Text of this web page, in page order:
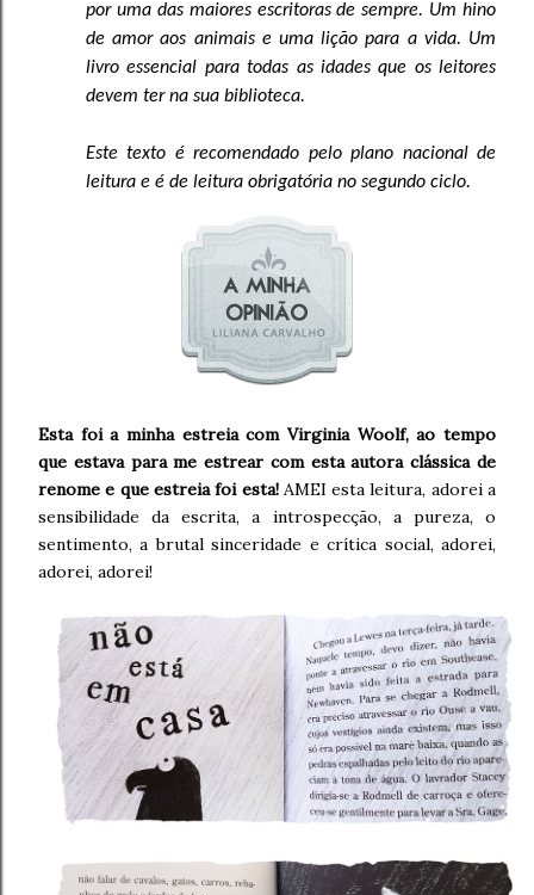
por uma das maiores escritoras de sempre. Um hino
de amor aos animais e uma lição para a vida. Um
livro essencial para todas as idades que os leitores
devem ter na sua biblioteca.
Este texto é recomendado pelo plano nacional de
leitura e é de leitura obrigatória no segundo ciclo.
Esta foi a minha estreia com Virginia Woolf, ao tempo
que estava para me estrear com esta autora clássica de
renome e que estreia foi esta! AMEI esta leitura, adorei a
sensibilidade da escrita, a introspecção, a pureza, o
sentimento, a brutal sinceridade e crítica social, adorei,
adorei, adorei!